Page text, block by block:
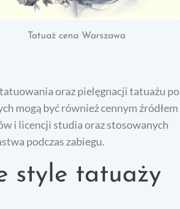
Tatuaż cena Warszawa
oraz pielęgnacji tatuażu po
mogą być również cennym źródłem
i licencji studia oraz stosowanych
podczas zabiegu.
style tatuaży